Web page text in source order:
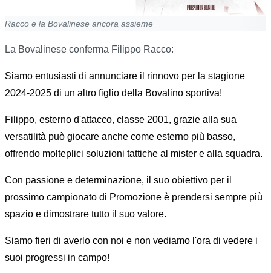
Racco e la Bovalinese ancora assieme
La Bovalinese conferma Filippo Racco:
Siamo entusiasti di annunciare il rinnovo per la stagione
2024-2025 di un altro figlio della Bovalino sportiva!
Filippo, esterno d'attacco, classe 2001, grazie alla sua
versatilità può giocare anche come esterno più basso,
offrendo molteplici soluzioni tattiche al mister e alla squadra.
Con passione e determinazione, il suo obiettivo per il
prossimo campionato di Promozione è prendersi sempre più
spazio e dimostrare tutto il suo valore.
Siamo fieri di averlo con noi e non vediamo l'ora di vedere i
suoi progressi in campo!